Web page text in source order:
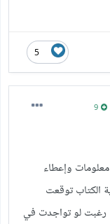
5
وإعطاء
الكتاب توقعت
رغبت لو تواجدت في